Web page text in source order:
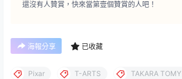
還沒有人贊賞，快來當第壹個贊賞的人吧！
海報分享 已收藏
Pixar T-ARTS TAKARA TOMY